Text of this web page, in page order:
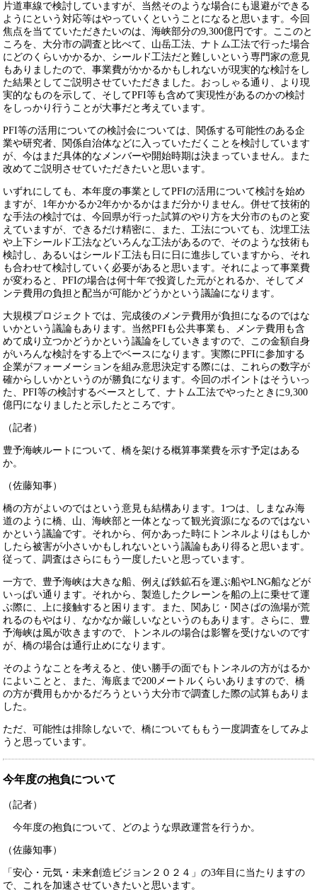
片道車線で検討していますが、当然そのような場合にも退避ができる
ようにという対応等はやっていくということになると思います。今回
焦点を当てていただきたいのは、海峡部分の9,300億円です。ここのと
ころを、大分市の調査と比べて、山岳工法、ナトム工法で行った場合
にどのくらいかかるか、シールド工法だと難しいという専門家の意見
もありましたので、事業費がかかるかもしれないが現実的な検討をし
た結果としてご説明させていただきました。おっしゃる通り、より現
実的なものを示して、そしてPFI等も含めて実現性があるのかの検討
をしっかり行うことが大事だと考えています。
PFI等の活用についての検討会については、関係する可能性のある企
業や研究者、関係自治体などに入っていただくことを検討しています
が、今はまだ具体的なメンバーや開始時期は決まっていません。また
改めてご説明させていただきたいと思います。
いずれにしても、本年度の事業としてPFIの活用について検討を始め
ますが、1年かかるか2年かかるかはまだ分かりません。併せて技術的
な手法の検討では、今回県が行った試算のやり方を大分市のものと変
えていますが、できるだけ精密に、また、工法についても、沈埋工法
や上下シールド工法などいろんな工法があるので、そのような技術も
検討し、あるいはシールド工法も日に日に進歩していますから、それ
も合わせて検討していく必要があると思います。それによって事業費
が変わると、PFIの場合は何十年で投資した元がとれるか、そしてメ
ンテ費用の負担と配当が可能かどうかという議論になります。
大規模プロジェクトでは、完成後のメンテ費用が負担になるのではな
いかという議論もあります。当然PFIも公共事業も、メンテ費用も含
めて成り立つかどうかという議論をしていきますので、この金額自身
がいろんな検討をする上でベースになります。実際にPFIに参加する
企業がフォーメーションを組み意思決定する際には、これらの数字が
確からしいかというのが勝負になります。今回のポイントはそういっ
た、PFI等の検討するベースとして、ナトム工法でやったときに9,300
億円になりましたと示したところです。
（記者）
豊予海峡ルートについて、橋を架ける概算事業費を示す予定はある
か。
（佐藤知事）
橋の方がよいのではという意見も結構あります。1つは、しまなみ海
道のように橋、山、海峡部と一体となって観光資源になるのではない
かという議論です。それから、何かあった時にトンネルよりはもしか
したら被害が小さいかもしれないという議論もあり得ると思います。
従って、調査はさらにもう一度したいと思っています。
一方で、豊予海峡は大きな船、例えば鉄鉱石を運ぶ船やLNG船などが
いっぱい通ります。それから、製造したクレーンを船の上に乗せて運
ぶ際に、上に接触すると困ります。また、関あじ・関さばの漁場が荒
れるのもやはり、なかなか厳しいなというのもあります。さらに、豊
予海峡は風が吹きますので、トンネルの場合は影響を受けないのです
が、橋の場合は通行止めになります。
そのようなことを考えると、使い勝手の面でもトンネルの方がはるか
によいことと、また、海底まで200メートルくらいありますので、橋
の方が費用もかかるだろうという大分市で調査した際の試算もありま
した。
ただ、可能性は排除しないで、橋についてももう一度調査をしてみよ
うと思っています。
今年度の抱負について
（記者）
今年度の抱負について、どのような県政運営を行うか。
（佐藤知事）
「安心・元気・未来創造ビジョン２０２４」の3年目に当たりますの
で、これを加速させていきたいと思います。